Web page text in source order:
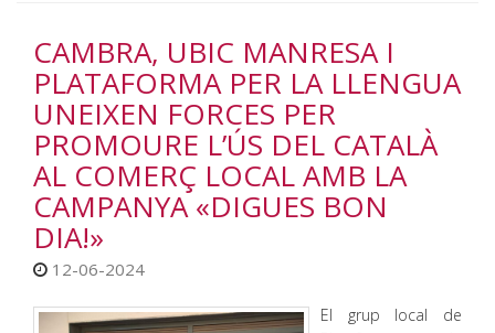
CAMBRA, UBIC MANRESA I
PLATAFORMA PER LA LLENGUA
UNEIXEN FORCES PER
PROMOURE L’ÚS DEL CATALÀ
AL COMERÇ LOCAL AMB LA
CAMPANYA «DIGUES BON
DIA!»
12-06-2024
El grup local de